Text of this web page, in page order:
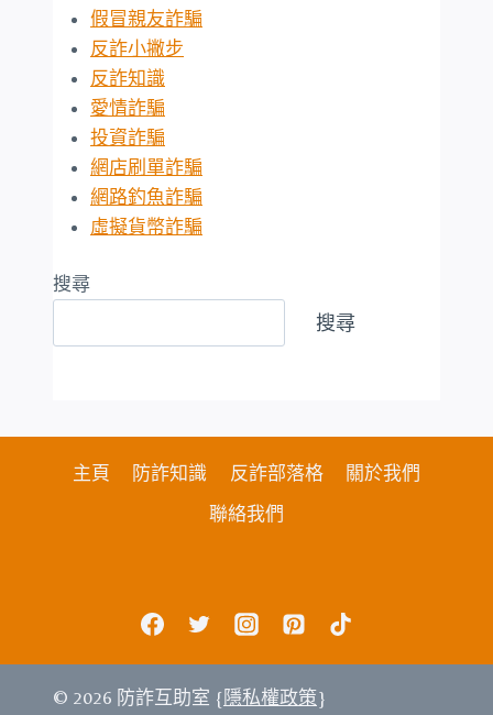
假冒親友詐騙
反詐小撇步
反詐知識
愛情詐騙
投資詐騙
網店刷單詐騙
網路釣魚詐騙
虛擬貨幣詐騙
搜尋
搜尋
主頁 防詐知識 反詐部落格
關於我們
聯絡我們
© 2026 防詐互助室 { 隱私權政策}